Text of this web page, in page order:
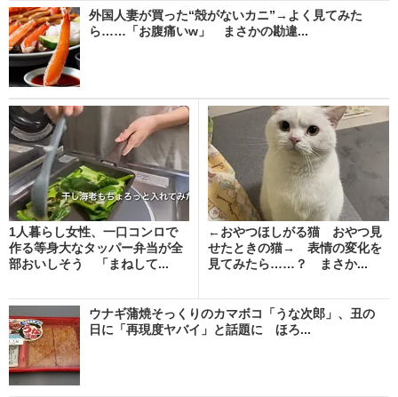
外国人妻が買った“殻がないカニ”→よく見てみた
ら……「お腹痛いw」 まさかの勘違...
1人暮らし女性、一口コンロで
作る等身大なタッパー弁当が全
部おいしそう 「まねして...
←おやつほしがる猫 おやつ見
せたときの猫→ 表情の変化を
見てみたら……？ まさか...
ウナギ蒲焼そっくりのカマボコ「うな次郎」、丑の
日に「再現度ヤバイ」と話題に ほろ...